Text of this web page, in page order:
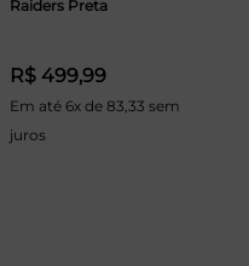
Raiders Preta
R$ 499,99
Em até 6x de 83,33 sem
juros